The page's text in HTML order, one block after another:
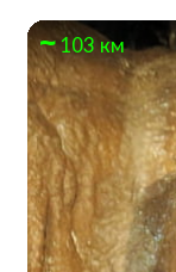
103 км